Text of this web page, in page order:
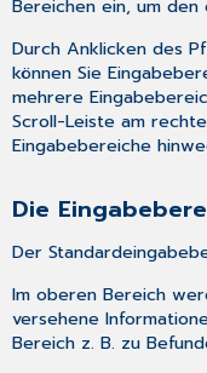
Bereichen ein, um
Durch Anklicken des
können Sie
mehrere
Scroll-Leiste am
Eingabebereiche
Die
Der
Im oberen Bereich
versehene
Bereich z. B. zu